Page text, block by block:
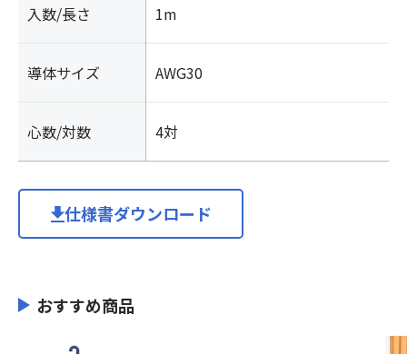
入数/長さ 1m
導体サイズ AWG30
心数/対数 4対
仕様書ダウンロード
おすすめ商品